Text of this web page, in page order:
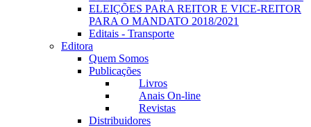
ELEIÇÕES PARA REITOR E VICE-REITOR
PARA O MANDATO 2018/2021
Editais - Transporte
Editora
Quem Somos
Publicações
Livros
Anais On-line
Revistas
Distribuidores